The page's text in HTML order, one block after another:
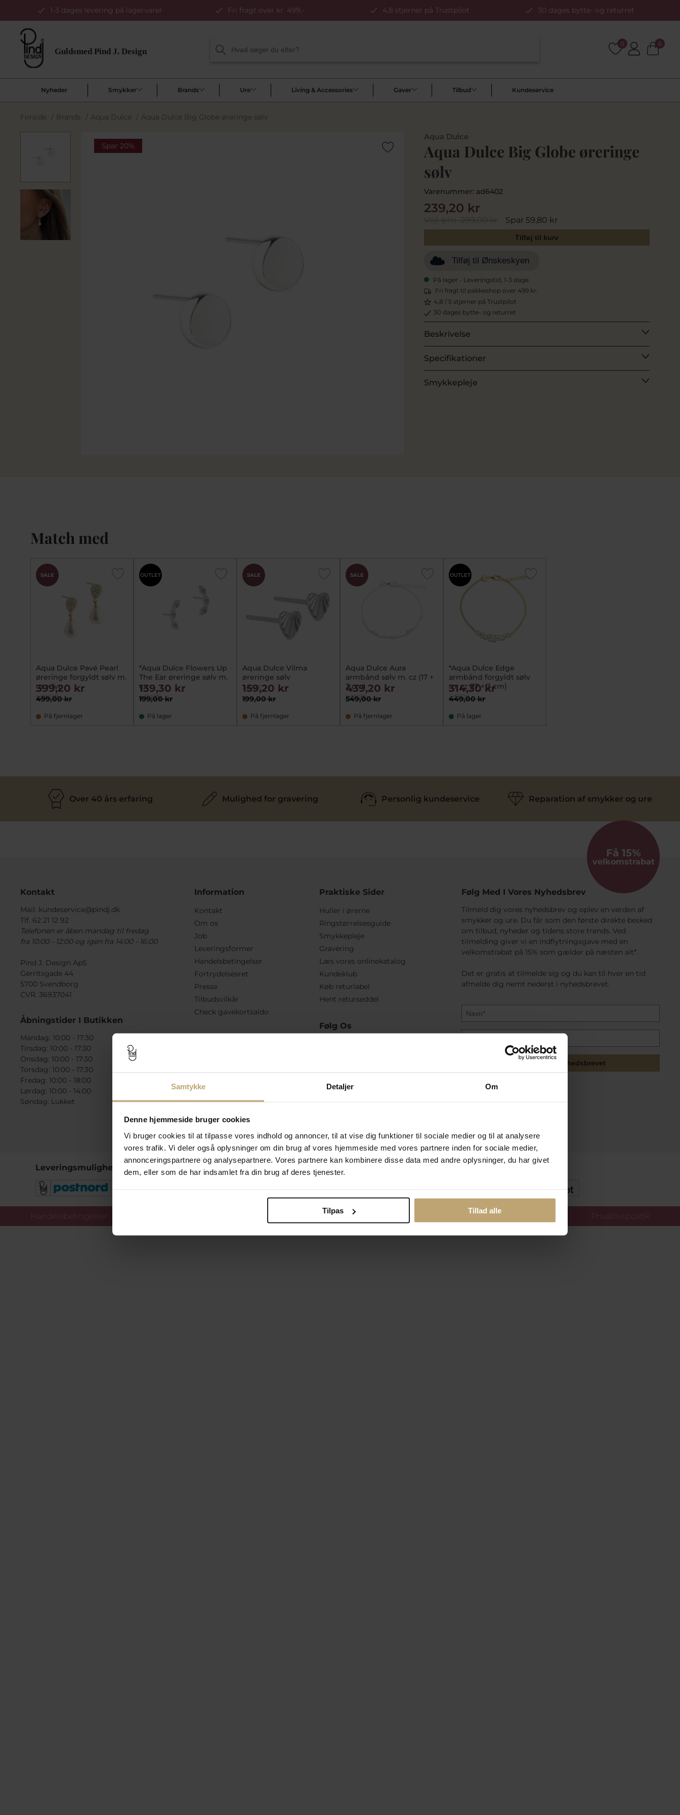
Samtykke Detaljer Om
Denne hjemmeside bruger cookies
Vi bruger cookies til at tilpasse vores indhold og annoncer, til at vise dig funktioner til sociale medier og til at analysere
vores trafik. Vi deler også oplysninger om din brug af vores hjemmeside med vores partnere inden for sociale medier,
annonceringspartnere og analysepartnere. Vores partnere kan kombinere disse data med andre oplysninger, du har givet
dem, eller som de har indsamlet fra din brug af deres tjenester.
Tilpas Tillad alle
1-3 dages levering på lagervarer Fri fragt over kr. 499,- 4,8 stjerner på Trustpilot 30 dages bytte- og returret
0 0
Nyheder Smykker Brands Ure Living & Accessories Gaver Tilbud Kundeservice
Forside / Brands / Aqua Dulce / Aqua Dulce Big Globe øreringe sølv
Spar 20%
Aqua Dulce
Aqua Dulce Big Globe øreringe
sølv
Varenummer: ad6402
Vejl. pris299,00 kr Spar 59,80 kr
239,20 kr
Tilføj til kurv
Tilføj til Ønskeskyen
På lager - Leveringstid, 1-3 dage
Fri fragt til pakkeshop over 499 kr.
4,8 / 5 stjerner på Trustpilot
30 dages bytte- og returret
Beskrivelse
Specifikationer
Smykkepleje
Match med
SALE
Aqua Dulce Pavé Pearl
øreringe forgyldt sølv m.
cz + fvp
ad6098
499,00 kr
399,20 kr
På fjernlager
OUTLET
*Aqua Dulce Flowers Up
The Ear øreringe sølv m.
cz
ad5675
199,00 kr
139,30 kr
På lager
SALE
Aqua Dulce Vilma
øreringe sølv
ad3911
199,00 kr
159,20 kr
På fjernlager
SALE
Aqua Dulce Aura
armbånd sølv m. cz (17 +
3 cm)
ad6091
549,00 kr
439,20 kr
På fjernlager
OUTLET
*Aqua Dulce Edge
armbånd forgyldt sølv
m. cz (17 + 3 cm)
ad6120
449,00 kr
314,30 kr
På lager
Over 40 års erfaring Mulighed for gravering Personlig kundeservice Reparation af smykker og ure
Kontakt
Mail: kundeservice@pindj.dk
Tlf. 62 21 12 92
Telefonen er åben mandag til fredag
fra 10:00 - 12:00 og igen fra 14:00 - 16:00
Pind J. Design ApS
Gerritsgade 44
5700 Svendborg
CVR. 36937041
Åbningstider I Butikken
Mandag: 10:00 - 17:30
Tirsdag: 10:00 - 17:30
Onsdag: 10:00 - 17:30
Torsdag: 10:00 - 17:30
Fredag: 10:00 - 18:00
Lørdag: 10:00 - 14:00
Søndag: Lukket
Information
Kontakt
Om os
Job
Leveringsformer
Handelsbetingelser
Fortrydelsesret
Presse
Tilbudsvilkår
Check gavekortsaldo
Praktiske Sider
Huller i ørerne
Ringstørrelsesguide
Smykkepleje
Gravering
Læs vores onlinekatalog
Kundeklub
Køb returlabel
Hent returseddel
Følg Os
Få 15%
velkomstrabat
Følg Med I Vores Nyhedsbrev
Tilmeld dig vores nyhedsbrev og oplev en verden af
smykker og ure. Du får som den første direkte besked
om tilbud, nyheder og tidens store trends. Ved
tilmelding giver vi en indflytningsgave med en
velkomstrabat på 15% som gælder på næsten alt*.
Det er gratis at tilmelde sig og du kan til hver en tid
afmelde dig nemt nederst i nyhedsbrevet.
Tilmeld mig nyhedsbrevet
Leveringsmuligheder Betalingsmuligheder Sikker Og Tryg E-Handel
Handelsbetingelser Ændr cookie-indstillinger Privatlivspolitik